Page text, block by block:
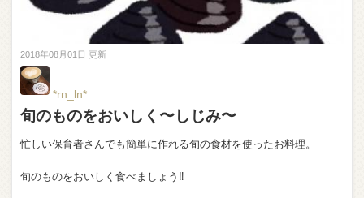
2018年08月01日 更新
*rn_ln*
旬のものをおいしく〜しじみ〜
忙しい保育者さんでも簡単に作れる旬の食材を使ったお料理。
旬のものをおいしく食べましょう‼︎